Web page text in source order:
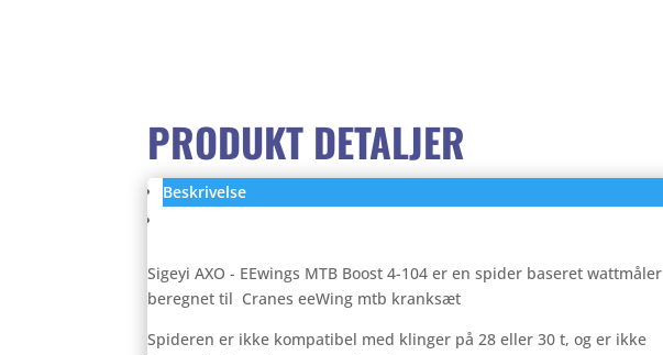
PRODUKT DETALJER
Beskrivelse
Sigeyi AXO - EEwings MTB Boost 4-104 er en spider baseret wattmåler
beregnet til Cranes eeWing mtb kranksæt
Spideren er ikke kompatibel med klinger på 28 eller 30 t, og er ikke